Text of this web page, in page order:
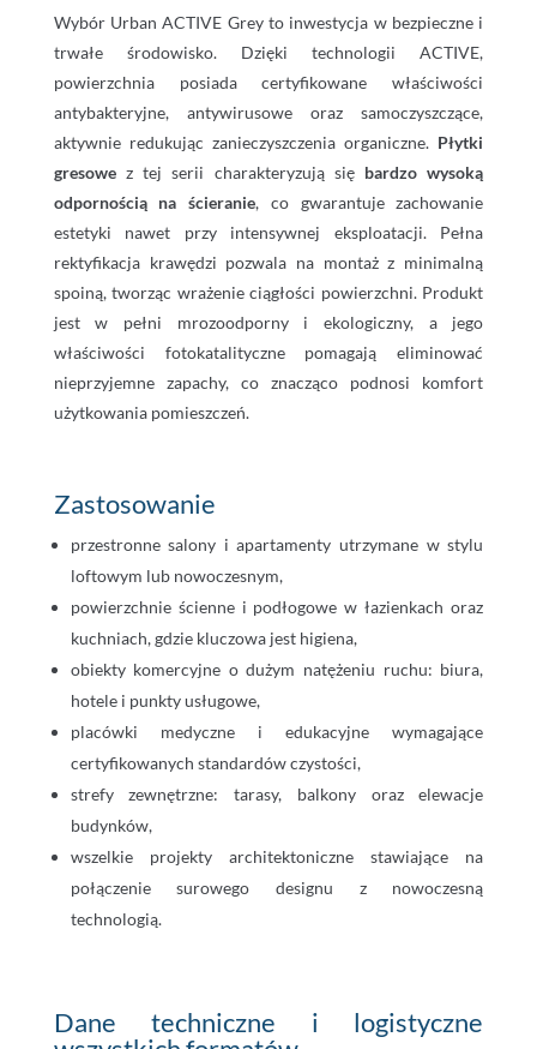
Wybór Urban ACTIVE Grey to inwestycja w bezpieczne i
trwałe środowisko. Dzięki technologii ACTIVE,
powierzchnia posiada certyfikowane właściwości
antybakteryjne, antywirusowe oraz samoczyszczące,
aktywnie redukując zanieczyszczenia organiczne. Płytki
gresowez tej serii charakteryzują się bardzo wysoką
odpornością na ścieranie, co gwarantuje zachowanie
estetyki nawet przy intensywnej eksploatacji. Pełna
rektyfikacja krawędzi pozwala na montaż z minimalną
spoiną, tworząc wrażenie ciągłości powierzchni. Produkt
jest w pełni mrozoodporny i ekologiczny, a jego
właściwości fotokatalityczne pomagają eliminować
nieprzyjemne zapachy, co znacząco podnosi komfort
użytkowania pomieszczeń.
Zastosowanie
przestronne salony i apartamenty utrzymane w stylu
loftowym lub nowoczesnym,
powierzchnie ścienne i podłogowe w łazienkach oraz
kuchniach, gdzie kluczowa jest higiena,
obiekty komercyjne o dużym natężeniu ruchu: biura,
hotele i punkty usługowe,
placówki medyczne i edukacyjne wymagające
certyfikowanych standardów czystości,
strefy zewnętrzne: tarasy, balkony oraz elewacje
budynków,
wszelkie projekty architektoniczne stawiające na
połączenie surowego designu z nowoczesną
technologią.
Dane techniczne i logistyczne